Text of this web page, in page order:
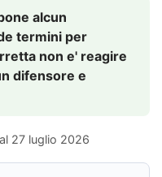
alcun
termini per
non e' reagire
difensore e
27 luglio 2026